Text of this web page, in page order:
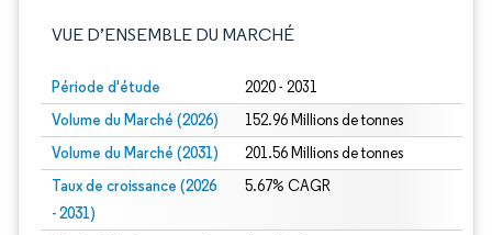
VUE D’ENSEMBLE DU MARCHÉ
Période d'étude 2020 - 2031
Volume du Marché (2026) 152.96 Millions de tonnes
Volume du Marché (2031) 201.56 Millions de tonnes
Taux de croissance (2026
- 2031)
5.67% CAGR